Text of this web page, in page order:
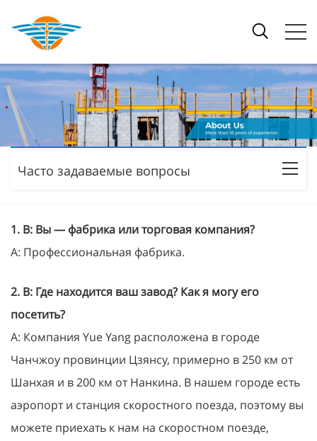
Часто задаваемые вопросы
1. В: Вы — фабрика или торговая компания?
A: Профессиональная фабрика.
2. В: Где находится ваш завод? Как я могу его
посетить?
A: Компания Yue Yang расположена в городе
Чанчжоу провинции Цзянсу, примерно в 250 км от
Шанхая и в 200 км от Нанкина. В нашем городе есть
аэропорт и станция скоростного поезда, поэтому вы
можете приехать к нам на скоростном поезде,